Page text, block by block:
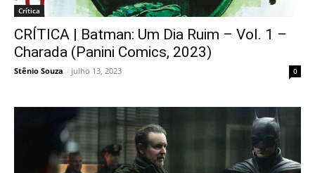
Crítica
CRÍTICA | Batman: Um Dia Ruim – Vol. 1 –
Charada (Panini Comics, 2023)
Stênio Souza - julho 13, 2023 0